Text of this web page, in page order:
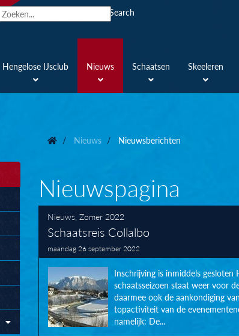
Search
Hengelose IJsclub Nieuws Schaatsen Skeeleren
Nieuws Nieuwsberichten
Nieuwspagina
Nieuws, Zomer 2022
Schaatsreis Collalbo
maandag 26 september 2022
Inschrijving is inmiddels gesloten
schaatsseizoen staat weer voor
daarmee ook de aankondiging
topactiviteit van de
namelijk: De...